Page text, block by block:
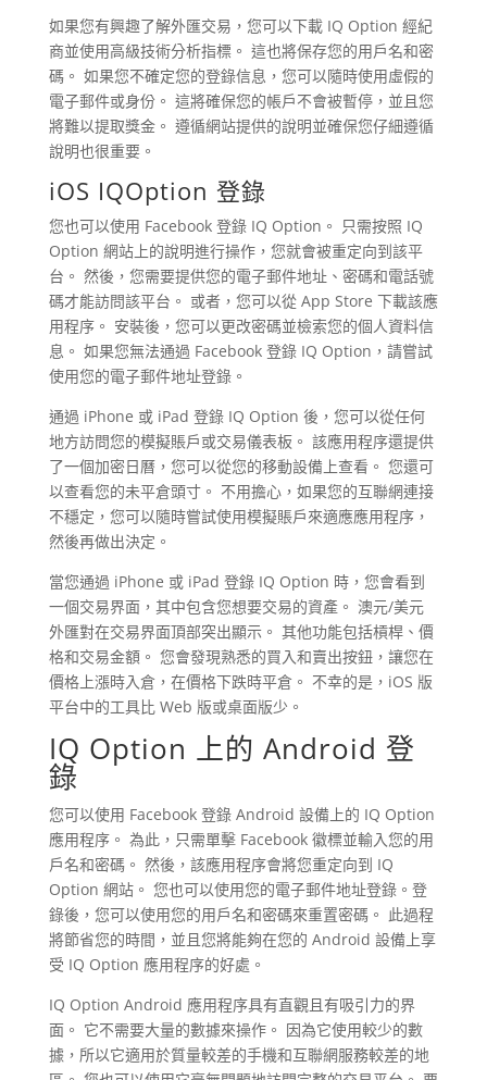
如果您有興趣了解外匯交易，您可以下載 IQ Option 經紀
商並使用高級技術分析指標。 這也將保存您的用戶名和密
碼。 如果您不確定您的登錄信息，您可以隨時使用虛假的
電子郵件或身份。 這將確保您的帳戶不會被暫停，並且您
將難以提取獎金。 遵循網站提供的說明並確保您仔細遵循
說明也很重要。
iOS IQOption 登錄
您也可以使用 Facebook 登錄 IQ Option。 只需按照 IQ
Option 網站上的說明進行操作，您就會被重定向到該平
台。 然後，您需要提供您的電子郵件地址、密碼和電話號
碼才能訪問該平台。 或者，您可以從 App Store 下載該應
用程序。 安裝後，您可以更改密碼並檢索您的個人資料信
息。 如果您無法通過 Facebook 登錄 IQ Option，請嘗試
使用您的電子郵件地址登錄。
通過 iPhone 或 iPad 登錄 IQ Option 後，您可以從任何
地方訪問您的模擬賬戶或交易儀表板。 該應用程序還提供
了一個加密日曆，您可以從您的移動設備上查看。 您還可
以查看您的未平倉頭寸。 不用擔心，如果您的互聯網連接
不穩定，您可以隨時嘗試使用模擬賬戶來適應應用程序，
然後再做出決定。
當您通過 iPhone 或 iPad 登錄 IQ Option 時，您會看到
一個交易界面，其中包含您想要交易的資產。 澳元/美元
外匯對在交易界面頂部突出顯示。 其他功能包括槓桿、價
格和交易金額。 您會發現熟悉的買入和賣出按鈕，讓您在
價格上漲時入倉，在價格下跌時平倉。 不幸的是，iOS 版
平台中的工具比 Web 版或桌面版少。
IQ Option 上的 Android 登
錄
您可以使用 Facebook 登錄 Android 設備上的 IQ Option
應用程序。 為此，只需單擊 Facebook 徽標並輸入您的用
戶名和密碼。 然後，該應用程序會將您重定向到 IQ
Option 網站。 您也可以使用您的電子郵件地址登錄。登
錄後，您可以使用您的用戶名和密碼來重置密碼。 此過程
將節省您的時間，並且您將能夠在您的 Android 設備上享
受 IQ Option 應用程序的好處。
IQ Option Android 應用程序具有直觀且有吸引力的界
面。 它不需要大量的數據來操作。 因為它使用較少的數
據，所以它適用於質量較差的手機和互聯網服務較差的地